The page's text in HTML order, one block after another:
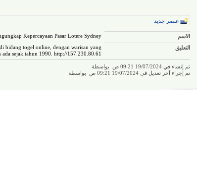
عنصر جديد
الاسم Kepercayaan Pasar Lotere Sydney
التعليق
bidang togel online, dengan warisan yang
ada sejak tahun 1990. http://157.230.80.61/
تم إنشاء في 19/07/2024 09:21 ص بواسطة
تم إجراء آخر تعديل في 19/07/2024 09:21 ص بواسطة